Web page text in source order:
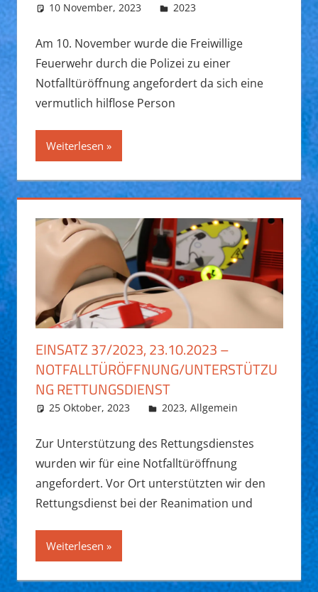
10 November, 2023 Daniel Fuchs
2023
Am 10. November wurde die Freiwillige
Feuerwehr durch die Polizei zu einer
Notfalltüröffnung angefordert da sich eine
vermutlich hilflose Person
Weiterlesen
EINSATZ 37/2023, 23.10.2023 –
NOTFALLTÜRÖFFNUNG/UNTERSTÜTZU
NG RETTUNGSDIENST
25 Oktober, 2023 Fabian Funk
2023, Allgemein
Zur Unterstützung des Rettungsdienstes
wurden wir für eine Notfalltüröffnung
angefordert. Vor Ort unterstützten wir den
Rettungsdienst bei der Reanimation und
Weiterlesen